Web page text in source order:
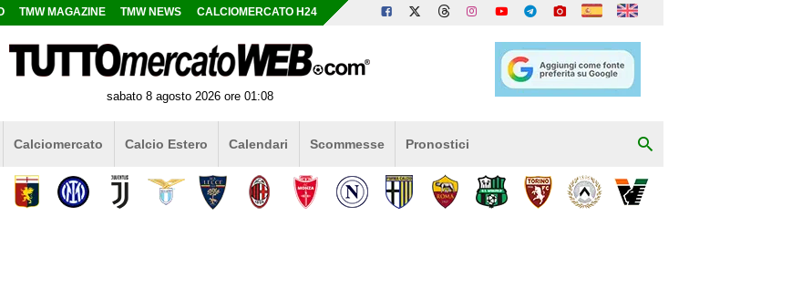
TMW MAGAZINE TMW NEWS CALCIOMERCATO H24
sabato 8 agosto 2026 ore 01:08
Calciomercato Calcio Estero Calendari Scommesse Pronostici